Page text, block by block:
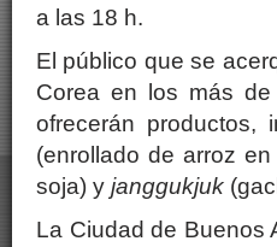
a las 18 h.
El público que se
Corea en los más de
ofrecerán
(enrollado de arroz
soja) y janggukjuk
La Ciudad de Buenos